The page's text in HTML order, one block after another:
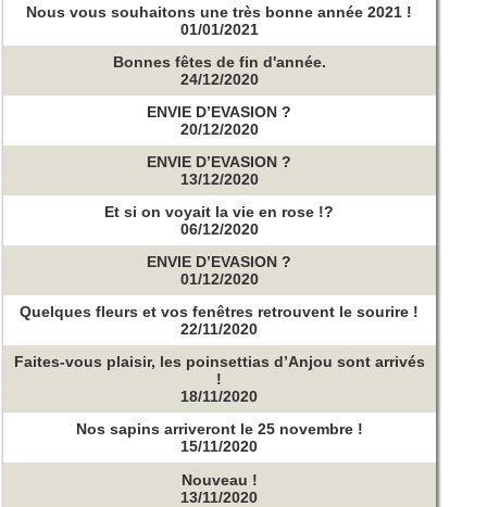
Nous vous souhaitons une très bonne année 2021 !
01/01/2021
Bonnes fêtes de fin d'année.
24/12/2020
ENVIE D’EVASION ?
20/12/2020
ENVIE D’EVASION ?
13/12/2020
Et si on voyait la vie en rose !?
06/12/2020
ENVIE D’EVASION ?
01/12/2020
Quelques fleurs et vos fenêtres retrouvent le sourire !
22/11/2020
Faites-vous plaisir, les poinsettias d’Anjou sont arrivés
!
18/11/2020
Nos sapins arriveront le 25 novembre !
15/11/2020
Nouveau !
13/11/2020